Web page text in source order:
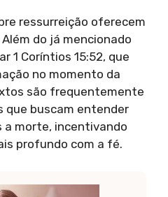
ressurreição oferecem
do já mencionado
1 Coríntios 15:52, que
no momento da
são frequentemente
que buscam entender
a morte, incentivando
profundo com a fé.